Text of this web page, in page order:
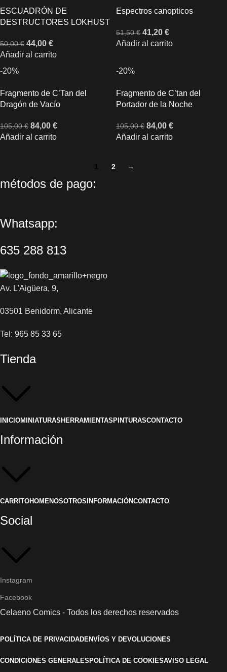
ESCUADRÓN DE
DESTRUCTORES LOKHUST
50,00€ 44,00 €
Añadir al carrito
Espectros canopticos
51,50€ 41,20 €
Añadir al carrito
-20%
Fragmento de C’Tan del
Dragón de Vacío
105,00€ 84,00 €
Añadir al carrito
-20%
Fragmento de C’tan del
Portador de la Noche
105,00€ 84,00 €
Añadir al carrito
1 2 →
métodos de pago:
Whatsapp:
635 288 813
Av. L'Aigüera, 9,
03501 Benidorm, Alicante
Tel: 965 85 33 65
Tienda
INICIOMINIATURAS HERRAMIENTAS PINTURASCONTACTO
Información
CARRITOHOMENOSOTROS INFORMACIÓNCONTACTO
Social
Instagram
Facebook
Celaeno Comics - Todos los derechos reservados
POLÍTICA DE PRIVACIDADENVÍOS Y DEVOLUCIONES
CONDICIONES GENERALES POLÍTICA DE COOKIESAVISO LEGAL